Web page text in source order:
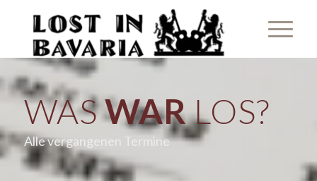
WASWARLOS?
Alle vergangenen Termine